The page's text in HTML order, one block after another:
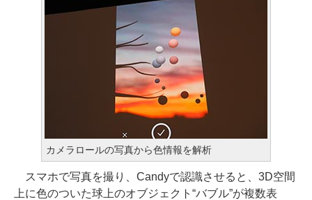
カメラロールの写真から色情報を解析
スマホで写真を撮り、Candyで認識させると、3D空間
上に色のついた球上のオブジェクト“バブル”が複数表